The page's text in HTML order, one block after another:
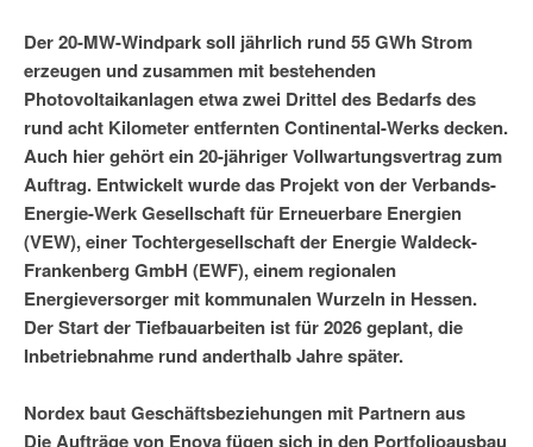
Der 20-MW-Windpark soll jährlich rund 55 GWh Strom
erzeugen und zusammen mit bestehenden
Photovoltaikanlagen etwa zwei Drittel des Bedarfs des
rund acht Kilometer entfernten Continental-Werks decken.
Auch hier gehört ein 20-jähriger Vollwartungsvertrag zum
Auftrag. Entwickelt wurde das Projekt von der Verbands-
Energie-Werk Gesellschaft für Erneuerbare Energien
(VEW), einer Tochtergesellschaft der Energie Waldeck-
Frankenberg GmbH (EWF), einem regionalen
Energieversorger mit kommunalen Wurzeln in Hessen.
Der Start der Tiefbauarbeiten ist für 2026 geplant, die
Inbetriebnahme rund anderthalb Jahre später.
Nordex baut Geschäftsbeziehungen mit Partnern aus
Die Aufträge von Enova fügen sich in den Portfolioausbau